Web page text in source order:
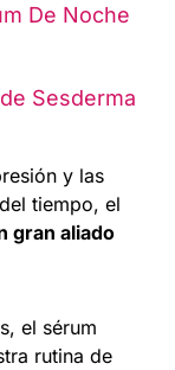
De Noche
Sesderma
y las
tiempo, el
gran aliado
el sérum
rutina de